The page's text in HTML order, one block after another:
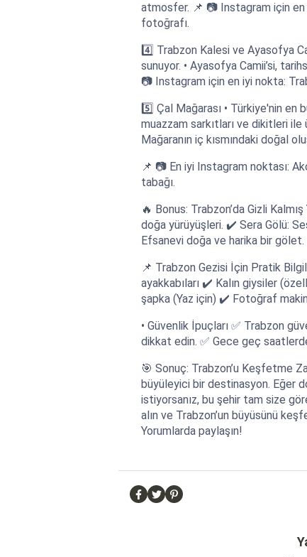
atmosfer. 📌 📷 Instagram için
fotoğrafı.
4️⃣ Trabzon Kalesi ve Ayasofya
sunuyor. • Ayasofya Camii’si,
📷 Instagram için en iyi nokta:
5️⃣ Çal Mağarası • Türkiye'nin en
muazzam sarkıtları ve dikitleri
Mağaranın iç kısmındaki doğal
📌 📷 En iyi Instagram noktası:
tabağı.
🔥 Bonus: Trabzon’da Gizli
doğa yürüyüşleri. ✔️ Sera Gölü:
Efsanevi doğa ve harika bir gölet.
📌 Trabzon Gezisi İçin Pratik
ayakkabıları ✔️ Kalın giysiler
şapka (Yaz için) ✔️ Fotoğraf
• Güvenlik İpuçları ✅ Trabzon
dikkat edin. ✅ Gece geç
🎯 Sonuç: Trabzon’u Keşfetme
büyüleyici bir destinasyon. Eğer
istiyorsanız, bu şehir tam size
alın ve Trabzon’un büyüsünü
Yorumlarda paylaşın!